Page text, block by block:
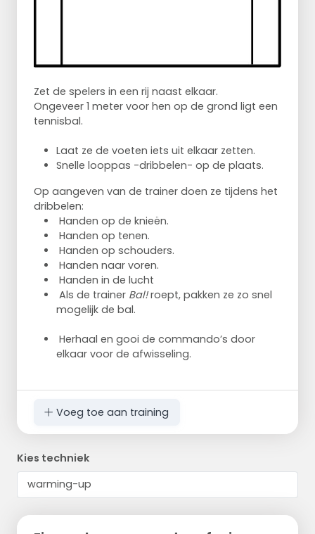
Zet de spelers in een rij naast elkaar.
Ongeveer 1 meter voor hen op de grond ligt een
tennisbal.
Laat ze de voeten iets uit elkaar zetten.
Snelle looppas -dribbelen- op de plaats.
Op aangeven van de trainer doen ze tijdens het
dribbelen:
Handen op de knieën.
Handen op tenen.
Handen op schouders.
Handen naar voren.
Handen in de lucht
Als de trainer Bal!roept, pakken ze zo snel
mogelijk de bal.
Herhaal en gooi de commando’s door
elkaar voor de afwisseling.
Voeg toe aan training
Kies techniek